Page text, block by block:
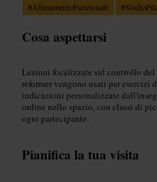
#AllenamentoFunzionale #
Cosa aspettarsi
Lezioni focalizzate sul controllo
reformer vengono usati per esercizi
indicazioni personalizzate
ordine nello spazio, con classi di
ogni partecipante.
Pianifica la tua visita